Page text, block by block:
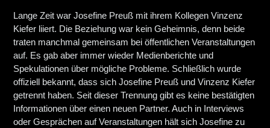
Lange Zeit war Josefine Preuß mit ihrem Kollegen Vinzenz
Kiefer liiert. Die Beziehung war kein Geheimnis, denn beide
traten manchmal gemeinsam bei öffentlichen Veranstaltungen
auf. Es gab aber immer wieder Medienberichte und
Spekulationen über mögliche Probleme. Schließlich wurde
offiziell bekannt, dass sich Josefine Preuß und Vinzenz Kiefer
getrennt haben. Seit dieser Trennung gibt es keine bestätigten
Informationen über einen neuen Partner. Auch in Interviews
oder Gesprächen auf Veranstaltungen hält sich Josefine zu